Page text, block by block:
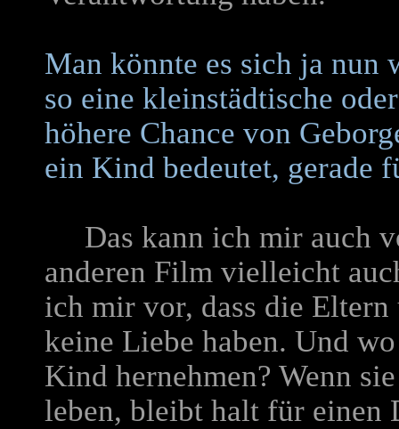
Man könnte es sich ja nun
so eine kleinstädtische
höhere Chance von
ein Kind bedeutet, gerade
Das kann ich mir auch
anderen Film vielleicht
ich mir vor, dass die
keine Liebe haben. Und
Kind hernehmen? Wenn
leben, bleibt halt für